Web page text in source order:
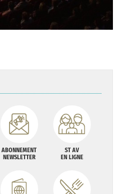
ABONNEMENT
NEWSLETTER
ST AV
EN LIGNE